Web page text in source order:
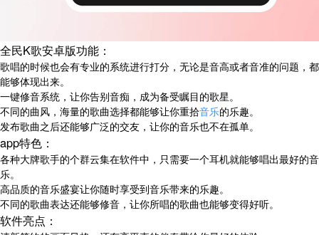
全民K歌安卓版功能：
歌唱的时候也会有专业的系统进行打分，无论是音高或者音准的问题，都
能够体现出来。
一键修音系统，让你告别音痴，成为备受瞩目的歌星。
不同的曲风，海量的歌曲选择都能够让你重拾音乐的乐趣。
发布歌曲之后还能够广泛的交友，让你的音乐也不在孤单。
app特色：
各种大牌歌手的个群云集在软件中，只需要一个耳机就能够唱出最好的音
乐。
高品质的音乐盛宴让你随时享受到音乐带来的乐趣。
不同的歌曲表达还能够修音，让你所唱的歌曲也能够变得好听。
软件亮点：